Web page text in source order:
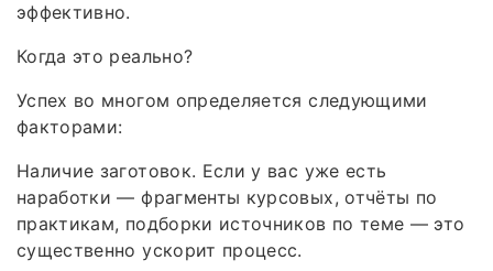
эффективно.
Когда это реально?
Успех во многом определяется следующими
факторами:
Наличие заготовок. Если у вас уже есть
наработки — фрагменты курсовых, отчёты по
практикам, подборки источников по теме — это
существенно ускорит процесс.